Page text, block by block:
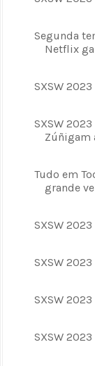
Segunda
Netflix
SXSW
SXSW
Zúñigam
Tudo em
grande
SXSW
SXSW
SXSW
SXSW